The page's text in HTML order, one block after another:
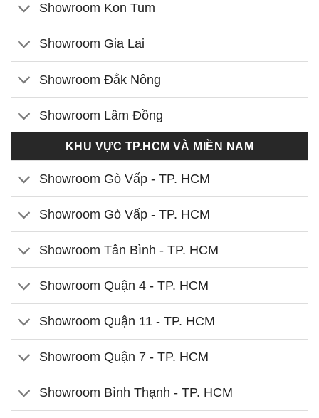
Showroom Kon Tum
Showroom Gia Lai
Showroom Đắk Nông
Showroom Lâm Đồng
KHU VỰC TP.HCM VÀ MIỀN NAM
Showroom Gò Vấp - TP. HCM
Showroom Gò Vấp - TP. HCM
Showroom Tân Bình - TP. HCM
Showroom Quận 4 - TP. HCM
Showroom Quận 11 - TP. HCM
Showroom Quận 7 - TP. HCM
Showroom Bình Thạnh - TP. HCM